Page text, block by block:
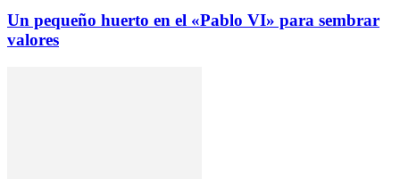
Un pequeño huerto en el «Pablo VI» para sembrar
valores